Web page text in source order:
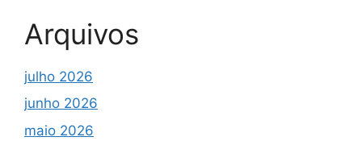
Arquivos
julho 2026
junho 2026
maio 2026